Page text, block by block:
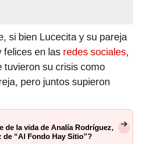
si bien Lucecita y su pareja
felices en las redes sociales,
tuvieron su crisis como
pero juntos supieron
de la vida de Analía Rodríguez,
de “Al Fondo Hay Sitio”?